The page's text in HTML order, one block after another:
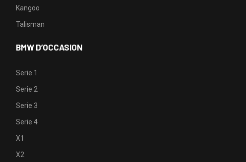
Kangoo
Talisman
BMW D’OCCASION
Serie 1
Serie 2
Serie 3
Serie 4
X1
X2